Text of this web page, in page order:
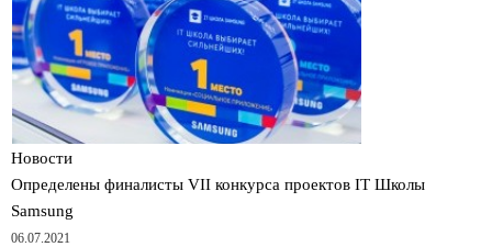
Новости
Определены финалисты VII конкурса проектов IT Школы
Samsung
06.07.2021